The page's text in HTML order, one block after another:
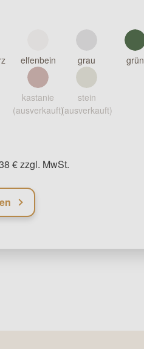
elfenbein grau grün
kastanie
(ausverkauft)
stein
(ausverkauft)
€ zzgl. MwSt.